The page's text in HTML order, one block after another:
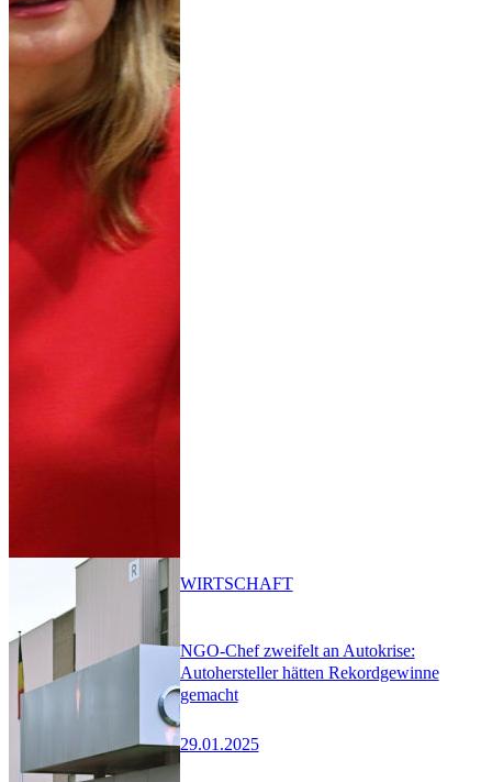
NGO-Chef zweifelt an Autokrise:
Autohersteller hätten Rekordgewinne
gemacht
29.01.2025
WIRTSCHAFT